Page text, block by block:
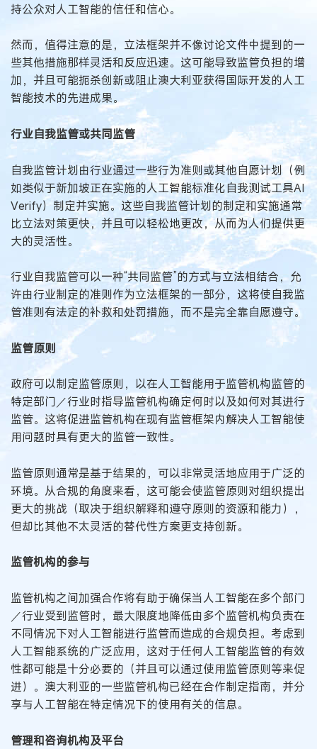
持公众对人工智能的信任和信心。
然而，值得注意的是，立法框架并不像讨论文件中提到的一
些其他措施那样灵活和反应迅速。这可能导致监管负担的增
加，并且可能扼杀创新或阻止澳大利亚获得国际开发的人工
智能技术的先进成果。
行业自我监管或共同监管
自我监管计划由行业通过一些行为准则或其他自愿计划（例
如类似于新加坡正在实施的人工智能标准化自我测试工具AI
Verify）制定并实施。这些自我监管计划的制定和实施通常
比立法对策更快，并且可以轻松地更改，从而为人们提供更
大的灵活性。
行业自我监管可以一种“共同监管”的方式与立法相结合，允
许由行业制定的准则作为立法框架的一部分，这将使自我监
管准则有法定的补救和处罚措施，而不是完全靠自愿遵守。
监管原则
政府可以制定监管原则，以在人工智能用于监管机构监管的
特定部门／行业时指导监管机构确定何时以及如何对其进行
监管。这将促进监管机构在现有监管框架内解决人工智能使
用问题时具有更大的监管一致性。
监管原则通常是基于结果的，可以非常灵活地应用于广泛的
环境。从合规的角度来看，这可能会使监管原则对组织提出
更大的挑战（取决于组织解释和遵守原则的资源和能力），
但却比其他不太灵活的替代性方案更支持创新。
监管机构的参与
监管机构之间加强合作将有助于确保当人工智能在多个部门
／行业受到监管时，最大限度地降低由多个监管机构负责在
不同情况下对人工智能进行监管而造成的合规负担。考虑到
人工智能系统的广泛应用，这对于任何人工智能监管的有效
性都可能是十分必要的（并且可以通过使用监管原则等来促
进）。澳大利亚的一些监管机构已经在合作制定指南，并分
享与人工智能在特定情况下的使用有关的信息。
管理和咨询机构及平台